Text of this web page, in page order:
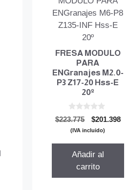
FRESA MODULO
PARA
ENGranajes M2.0-
P3 Z17-20 Hss-E
20º
0
d
e
$223.775
El
precio
era:
$201.398El
(IVA incluido)
Añadir al
carrito